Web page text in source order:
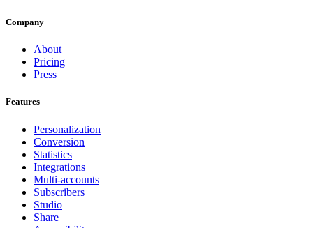
Company
About
Pricing
Press
Features
Personalization
Conversion
Statistics
Integrations
Multi-accounts
Subscribers
Studio
Share